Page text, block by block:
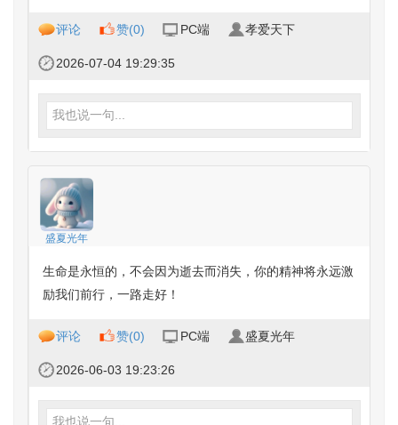
评论 赞(0) PC端 孝爱天下
2026-07-04 19:29:35
我也说一句...
盛夏光年
生命是永恒的，不会因为逝去而消失，你的精神将永远激
励我们前行，一路走好！
评论 赞(0) PC端 盛夏光年
2026-06-03 19:23:26
我也说一句...